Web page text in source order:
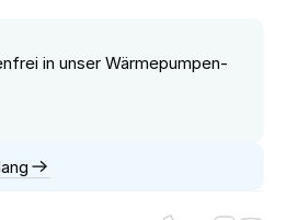
in unser Wärmepumpen-